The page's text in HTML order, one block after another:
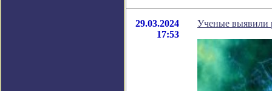
29.03.2024
17:53
Ученые выявили